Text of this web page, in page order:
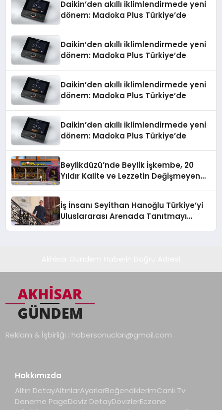
Daikin’den akıllı iklimlendirmede yeni
dönem: Madoka Plus Türkiye’de
Daikin’den akıllı iklimlendirmede yeni
dönem: Madoka Plus Türkiye’de
Daikin’den akıllı iklimlendirmede yeni
dönem: Madoka Plus Türkiye’de
Daikin’den akıllı iklimlendirmede yeni
dönem: Madoka Plus Türkiye’de
Beylikdüzü’nde Beylik İşkembe, 20
Yıldır Kalite ve Lezzetin Değişmeyen
İş İnsanı Seyithan Hanoğlu Türkiye’yi
Uluslararası Arenada Tanıtmayı
Reklam & İşbirliği : habersonuclari@gmail.com
Hakkımızda
Altın DetayAltınlarAyarlarBeğendiklerimCanlı Tv
Deneme PageDöviz DetayDövizlerEczane